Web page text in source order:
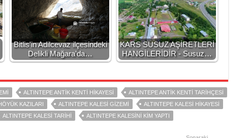
Bitlis'in Adilcevaz ilçesindeki
Delikli Mağara'da…
KARS SUSUZ AŞİRETLERİ
HANGİLERİDİR - Susuz…
ALTINTEPE ANTİK KENTİ HİKAYESİ
ALTINTEPE ANTİK KENTİ TARİHÇESİ
KAZILARI ALTINTEPE KALESİ GİZEMİ
ALTINTEPE KALESİ HİKAYESİ
ALTINTEPE KALESİ TARİHİ ALTINTEPE KALESİNİ KİM YAPTI